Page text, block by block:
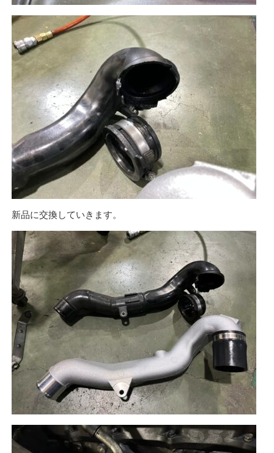
新品に交換していきます。